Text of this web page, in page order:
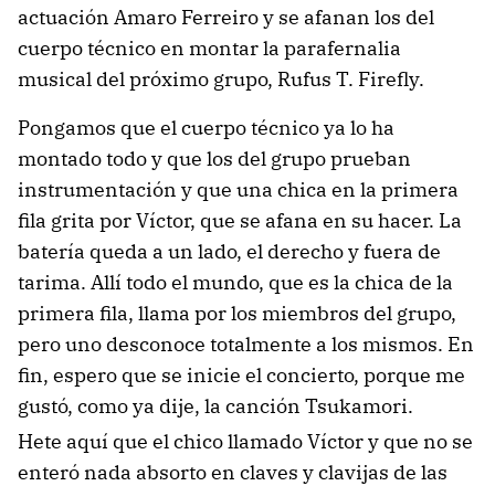
actuación Amaro Ferreiro y se afanan los del
cuerpo técnico en montar la parafernalia
musical del próximo grupo, Rufus T. Firefly.
Pongamos que el cuerpo técnico ya lo ha
montado todo y que los del grupo prueban
instrumentación y que una chica en la primera
fila grita por Víctor, que se afana en su hacer. La
batería queda a un lado, el derecho y fuera de
tarima. Allí todo el mundo, que es la chica de la
primera fila, llama por los miembros del grupo,
pero uno desconoce totalmente a los mismos. En
fin, espero que se inicie el concierto, porque me
gustó, como ya dije, la canción Tsukamori.
Hete aquí que el chico llamado Víctor y que no se
enteró nada absorto en claves y clavijas de las